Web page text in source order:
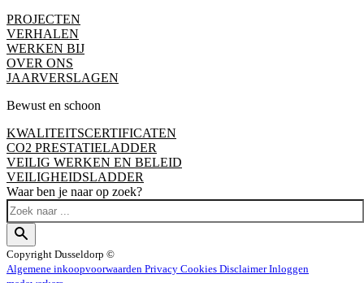
PROJECTEN
VERHALEN
WERKEN BIJ
OVER ONS
JAARVERSLAGEN
Bewust en schoon
KWALITEITSCERTIFICATEN
CO2 PRESTATIELADDER
VEILIG WERKEN EN BELEID
VEILIGHEIDSLADDER
Waar ben je naar op zoek?
Copyright Dusseldorp ©
Algemene inkoopvoorwaarden Privacy Cookies DisclaimerInloggen